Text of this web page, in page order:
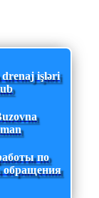
drenaj işləri
по
обращения